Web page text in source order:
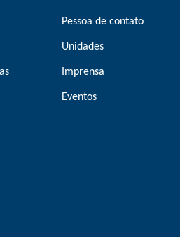
Pessoa de contato
Unidades
Imprensa
Eventos